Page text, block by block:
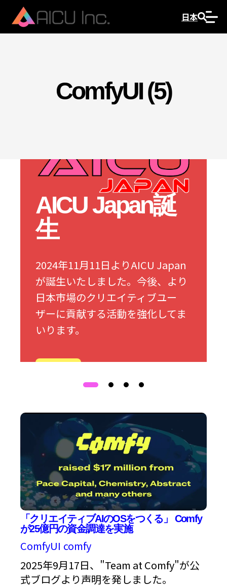
日本
ComfyUI (5)
AICU Japan誕
生
2024年11月11日よりAICU Japan
が誕生いたしました。今後、より
日本市場のクリエイティブユー
ザーに貢献する活動を強化してま
いります。
「クリエイティブAIのOSをつくる」 Comfy
が25億円の資金調達を実施
ComfyUI comfy
2025年9月17日、"Team at Comfy"が公
式ブログより声明を発しました。